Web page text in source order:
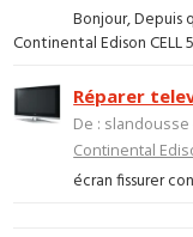
Bonjour, Depuis
Continental Edison CELL
Réparer
De :
Continental
écran fissurer